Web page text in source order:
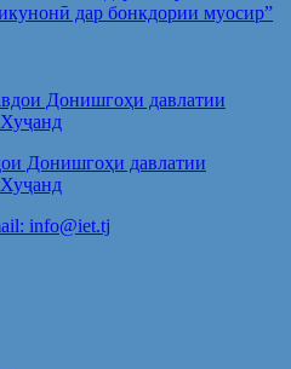
дар бонкдории муосир”
Донишгоҳи давлатии
info@iet.tj